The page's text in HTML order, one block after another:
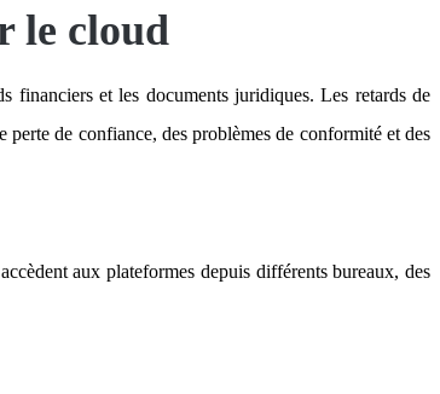
le cloud
financiers et les documents juridiques. Les retards de
de confiance, des problèmes de conformité et des
aux plateformes depuis différents bureaux, des